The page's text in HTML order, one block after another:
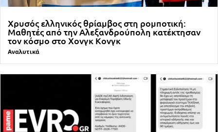
Χρυσός ελληνικός θρίαμβος στη ρομποτική:
Μαθητές από την Αλεξανδρούπολη κατέκτησαν
τον κόσμο στο Χονγκ Κονγκ
Αναλυτικά